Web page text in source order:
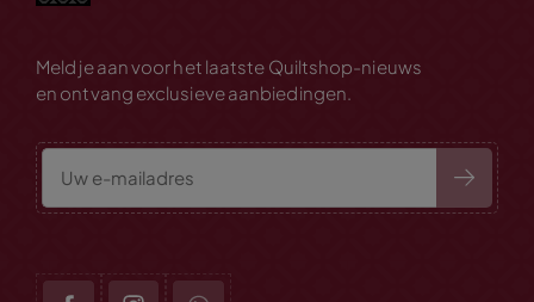
Meld je aan voor het laatste Quiltshop-nieuws
en ontvang exclusieve aanbiedingen.